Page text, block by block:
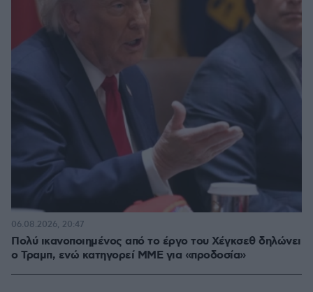
Πολύ ικανοποιημένος από το έργο του Χέγκσεθ δηλώνει
ο Τραμπ, ενώ κατηγορεί ΜΜΕ για «προδοσία»
06.08.2026, 20:47